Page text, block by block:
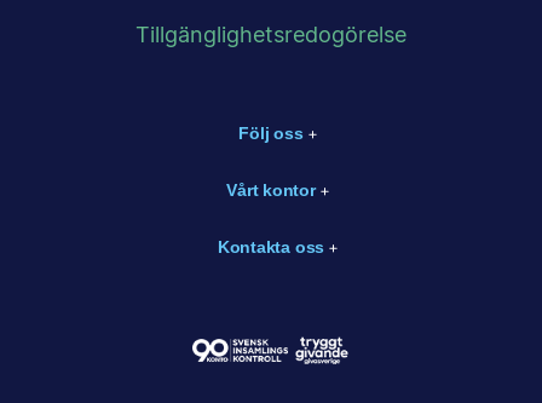
Tillgänglighetsredogörelse
Följ oss
Vårt kontor
Kontakta oss